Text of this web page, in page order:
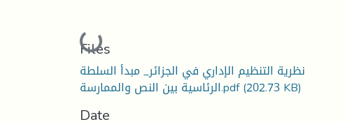
Loading...
Files
نظرية التنظيم الإداري في الجزائر_ مبدأ السلطة
الرئاسية بين النص والممارسة.pdf(202.73 KB)
Date